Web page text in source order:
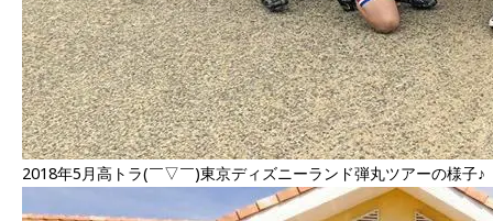
2018年5月高トラ(￣▽￣)東京ディズニーランド弾丸ツアーの様子